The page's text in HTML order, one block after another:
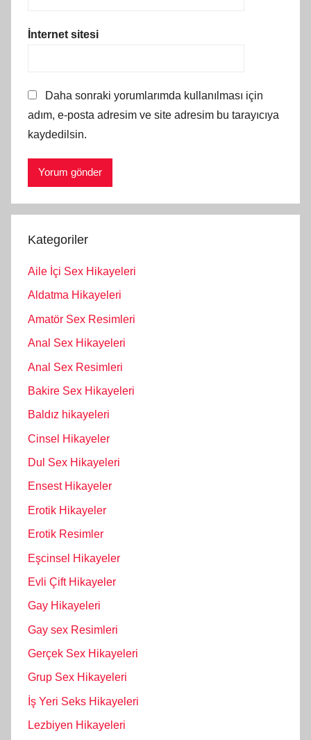
İnternet sitesi
Daha sonraki yorumlarımda kullanılması için
adım, e-posta adresim ve site adresim bu tarayıcıya
kaydedilsin.
Kategoriler
Aile İçi Sex Hikayeleri
Aldatma Hikayeleri
Amatör Sex Resimleri
Anal Sex Hikayeleri
Anal Sex Resimleri
Bakire Sex Hikayeleri
Baldız hikayeleri
Cinsel Hikayeler
Dul Sex Hikayeleri
Ensest Hikayeler
Erotik Hikayeler
Erotik Resimler
Eşcinsel Hikayeler
Evli Çift Hikayeler
Gay Hikayeleri
Gay sex Resimleri
Gerçek Sex Hikayeleri
Grup Sex Hikayeleri
İş Yeri Seks Hikayeleri
Lezbiyen Hikayeleri